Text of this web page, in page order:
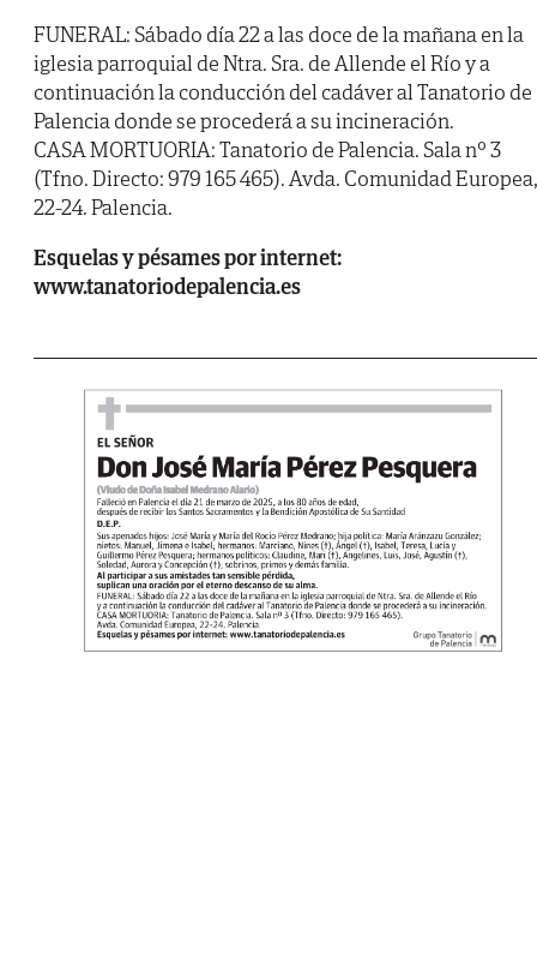
FUNERAL: Sábado día 22 a las doce de la mañana en la
iglesia parroquial de Ntra. Sra. de Allende el Río y a
continuación la conducción del cadáver al Tanatorio de
Palencia donde se procederá a su incineración.
CASA MORTUORIA: Tanatorio de Palencia. Sala nº 3
(Tfno. Directo: 979 165 465). Avda. Comunidad Europea,
22-24. Palencia.
Esquelas y pésames por internet:
www.tanatoriodepalencia.es